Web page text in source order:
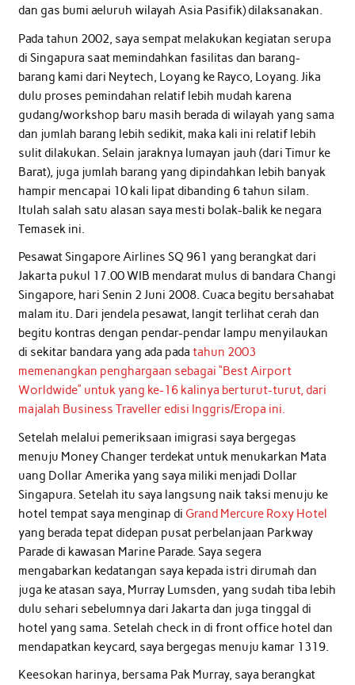
dan gas bumi aeluruh wilayah Asia Pasifik) dilaksanakan.
Pada tahun 2002, saya sempat melakukan kegiatan serupa
di Singapura saat memindahkan fasilitas dan barang-
barang kami dari Neytech, Loyang ke Rayco, Loyang. Jika
dulu proses pemindahan relatif lebih mudah karena
gudang/workshop baru masih berada di wilayah yang sama
dan jumlah barang lebih sedikit, maka kali ini relatif lebih
sulit dilakukan. Selain jaraknya lumayan jauh (dari Timur ke
Barat), juga jumlah barang yang dipindahkan lebih banyak
hampir mencapai 10 kali lipat dibanding 6 tahun silam.
Itulah salah satu alasan saya mesti bolak-balik ke negara
Temasek ini.
Pesawat Singapore Airlines SQ 961 yang berangkat dari
Jakarta pukul 17.00 WIB mendarat mulus di bandara Changi
Singapore, hari Senin 2 Juni 2008. Cuaca begitu bersahabat
malam itu. Dari jendela pesawat, langit terlihat cerah dan
begitu kontras dengan pendar-pendar lampu menyilaukan
di sekitar bandara yang ada pada tahun 2003
memenangkan penghargaan sebagai “Best Airport
Worldwide” untuk yang ke-16 kalinya berturut-turut, dari
majalah Business Traveller edisi Inggris/Eropa ini.
Setelah melalui pemeriksaan imigrasi saya bergegas
menuju Money Changer terdekat untuk menukarkan Mata
uang Dollar Amerika yang saya miliki menjadi Dollar
Singapura. Setelah itu saya langsung naik taksi menuju ke
hotel tempat saya menginap di Grand Mercure Roxy Hotel
yang berada tepat didepan pusat perbelanjaan Parkway
Parade di kawasan Marine Parade. Saya segera
mengabarkan kedatangan saya kepada istri dirumah dan
juga ke atasan saya, Murray Lumsden, yang sudah tiba lebih
dulu sehari sebelumnya dari Jakarta dan juga tinggal di
hotel yang sama. Setelah check in di front office hotel dan
mendapatkan keycard, saya bergegas menuju kamar 1319.
Keesokan harinya, bersama Pak Murray, saya berangkat